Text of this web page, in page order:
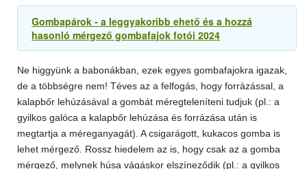
Gombapárok - a leggyakoribb ehető és a hozzá
hasonló mérgező gombafajok fotói 2024
Ne higgyünk a babonákban, ezek egyes gombafajokra igazak,
de a többségre nem! Téves az a felfogás, hogy forrázással, a
kalapbőr lehúzásával a gombát méregteleníteni tudjuk (pl.: a
gyilkos galóca a kalapbőr lehúzása és forrázása után is
megtartja a méreganyagát). A csigarágott, kukacos gomba is
lehet mérgező. Rossz hiedelem az is, hogy csak az a gomba
mérgező, melynek húsa vágáskor elszíneződik (pl.: a gyilkos